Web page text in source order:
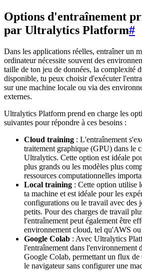
Options d'entraînement
par Ultralytics Platform#
Dans les applications réelles, entraîner un
ordinateur nécessite souvent des
taille de ton jeu de données, la complexité
disponible, tu peux choisir d'exécuter
sur une machine locale ou via des
externes.
Ultralytics Platform prend en charge les
suivantes pour répondre à ces besoins :
Cloud training : L'entraînement
traitement graphique (GPU) dans le
Ultralytics. Cette option est idéale
plus grands ou les modèles plus
ressources computationnelles
Local training : Cette option utilise
ta machine et est idéale pour les
configurations ou le travail avec des
petits. Pour des charges de travail
l'entraînement peut également être
environnement cloud, tel qu'AWS ou
Google Colab : Avec Ultralytics
l'entraînement dans l'environnement
Google Colab, permettant un flux
le navigateur sans configurer une